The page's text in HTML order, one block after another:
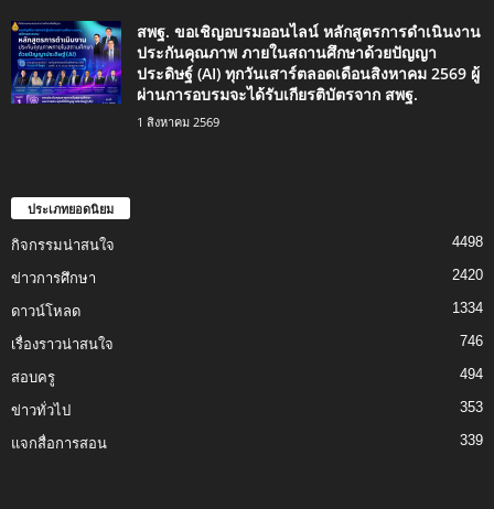
สพฐ. ขอเชิญอบรมออนไลน์ หลักสูตรการดำเนินงาน
ประกันคุณภาพ ภายในสถานศึกษาด้วยปัญญา
ประดิษฐ์ (AI) ทุกวันเสาร์ตลอดเดือนสิงหาคม 2569 ผู้
ผ่านการอบรมจะได้รับเกียรติบัตรจาก สพฐ.
1 สิงหาคม 2569
ประเภทยอดนิยม
กิจกรรมน่าสนใจ 4498
ข่าวการศึกษา 2420
ดาวน์โหลด 1334
เรื่องราวน่าสนใจ 746
สอบครู 494
ข่าวทั่วไป 353
แจกสื่อการสอน 339